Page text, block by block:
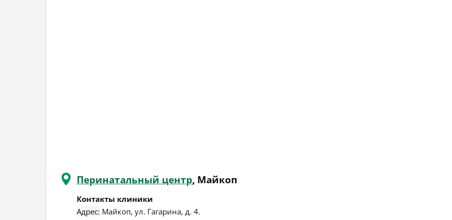
Перинатальный центр, Майкоп
Контакты клиники
Адрес: Майкоп, ул. Гагарина, д. 4.